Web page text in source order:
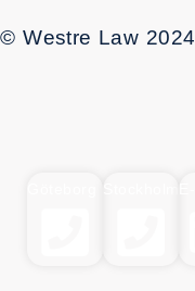
© Westre Law 2024